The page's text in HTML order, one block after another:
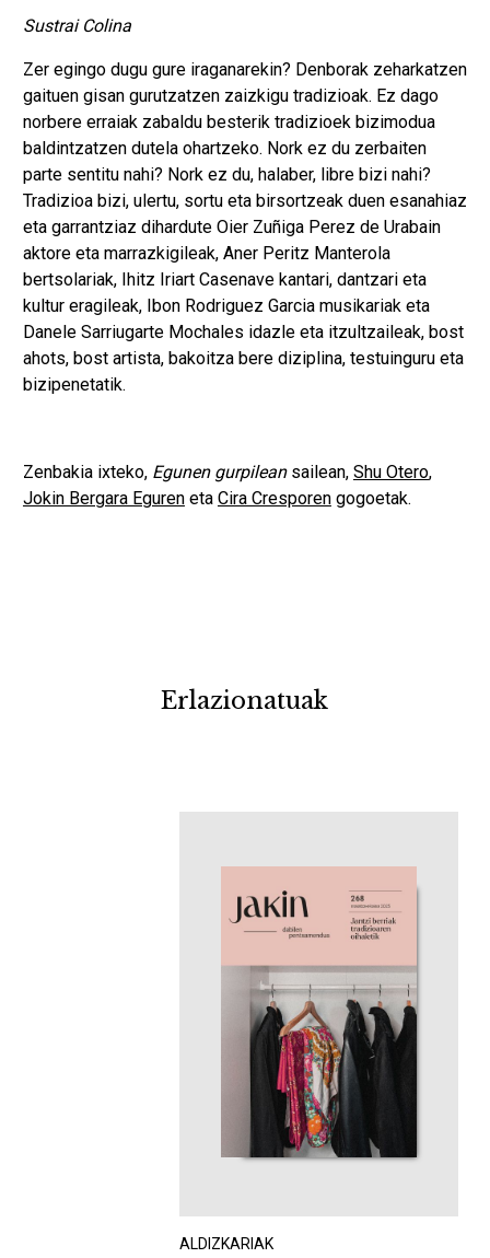
Sustrai Colina
Zer egingo dugu gure iraganarekin? Denborak zeharkatzen
gaituen gisan gurutzatzen zaizkigu tradizioak. Ez dago
norbere erraiak zabaldu besterik tradizioek bizimodua
baldintzatzen dutela ohartzeko. Nork ez du zerbaiten
parte sentitu nahi? Nork ez du, halaber, libre bizi nahi?
Tradizioa bizi, ulertu, sortu eta birsortzeak duen esanahiaz
eta garrantziaz dihardute Oier Zuñiga Perez de Urabain
aktore eta marrazkigileak, Aner Peritz Manterola
bertsolariak, Ihitz Iriart Casenave kantari, dantzari eta
kultur eragileak, Ibon Rodriguez Garcia musikariak eta
Danele Sarriugarte Mochales idazle eta itzultzaileak, bost
ahots, bost artista, bakoitza bere diziplina, testuinguru eta
bizipenetatik.
Zenbakia ixteko, Egunen gurpileansailean, Shu Otero,
Jokin Bergara Egureneta Cira Cresporengogoetak.
Erlazionatuak
ALDIZKARIAK